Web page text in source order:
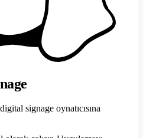
signage oynatıcısına